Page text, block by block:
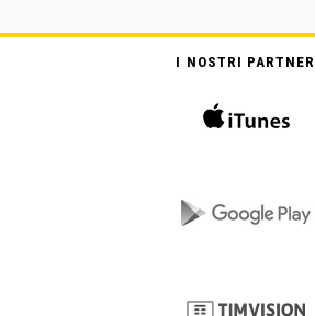
I NOSTRI PARTNER